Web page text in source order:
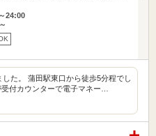
24:00
た。 蒲田駅東口から徒歩5分程でし
付カウンターで電子マネー…